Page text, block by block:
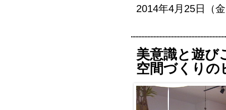
2014年4月25日（
美意識と遊び
空間づくりの